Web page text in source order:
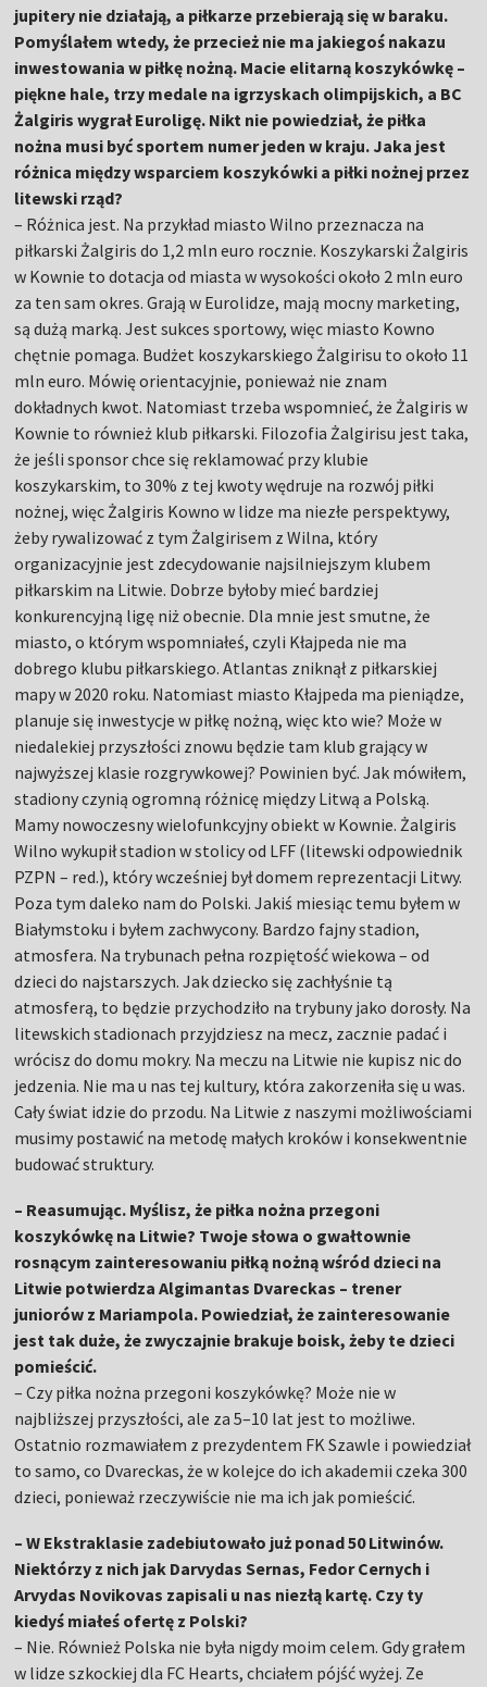
jupitery nie działają, a piłkarze przebierają się w baraku.
Pomyślałem wtedy, że przecież nie ma jakiegoś nakazu
inwestowania w piłkę nożną. Macie elitarną koszykówkę –
piękne hale, trzy medale na igrzyskach olimpijskich, a BC
Żalgiris wygrał Euroligę. Nikt nie powiedział, że piłka
nożna musi być sportem numer jeden w kraju. Jaka jest
różnica między wsparciem koszykówki a piłki nożnej przez
litewski rząd?
– Różnica jest. Na przykład miasto Wilno przeznacza na
piłkarski Żalgiris do 1,2 mln euro rocznie. Koszykarski Żalgiris
w Kownie to dotacja od miasta w wysokości około 2 mln euro
za ten sam okres. Grają w Eurolidze, mają mocny marketing,
są dużą marką. Jest sukces sportowy, więc miasto Kowno
chętnie pomaga. Budżet koszykarskiego Żalgirisu to około 11
mln euro. Mówię orientacyjnie, ponieważ nie znam
dokładnych kwot. Natomiast trzeba wspomnieć, że Żalgiris w
Kownie to również klub piłkarski. Filozofia Żalgirisu jest taka,
że jeśli sponsor chce się reklamować przy klubie
koszykarskim, to 30% z tej kwoty wędruje na rozwój piłki
nożnej, więc Żalgiris Kowno w lidze ma niezłe perspektywy,
żeby rywalizować z tym Żalgirisem z Wilna, który
organizacyjnie jest zdecydowanie najsilniejszym klubem
piłkarskim na Litwie. Dobrze byłoby mieć bardziej
konkurencyjną ligę niż obecnie. Dla mnie jest smutne, że
miasto, o którym wspomniałeś, czyli Kłajpeda nie ma
dobrego klubu piłkarskiego. Atlantas zniknął z piłkarskiej
mapy w 2020 roku. Natomiast miasto Kłajpeda ma pieniądze,
planuje się inwestycje w piłkę nożną, więc kto wie? Może w
niedalekiej przyszłości znowu będzie tam klub grający w
najwyższej klasie rozgrywkowej? Powinien być. Jak mówiłem,
stadiony czynią ogromną różnicę między Litwą a Polską.
Mamy nowoczesny wielofunkcyjny obiekt w Kownie. Żalgiris
Wilno wykupił stadion w stolicy od LFF (litewski odpowiednik
PZPN – red.), który wcześniej był domem reprezentacji Litwy.
Poza tym daleko nam do Polski. Jakiś miesiąc temu byłem w
Białymstoku i byłem zachwycony. Bardzo fajny stadion,
atmosfera. Na trybunach pełna rozpiętość wiekowa – od
dzieci do najstarszych. Jak dziecko się zachłyśnie tą
atmosferą, to będzie przychodziło na trybuny jako dorosły. Na
litewskich stadionach przyjdziesz na mecz, zacznie padać i
wrócisz do domu mokry. Na meczu na Litwie nie kupisz nic do
jedzenia. Nie ma u nas tej kultury, która zakorzeniła się u was.
Cały świat idzie do przodu. Na Litwie z naszymi możliwościami
musimy postawić na metodę małych kroków i konsekwentnie
budować struktury.
– Reasumując. Myślisz, że piłka nożna przegoni
koszykówkę na Litwie? Twoje słowa o gwałtownie
rosnącym zainteresowaniu piłką nożną wśród dzieci na
Litwie potwierdza Algimantas Dvareckas – trener
juniorów z Mariampola. Powiedział, że zainteresowanie
jest tak duże, że zwyczajnie brakuje boisk, żeby te dzieci
pomieścić.
– Czy piłka nożna przegoni koszykówkę? Może nie w
najbliższej przyszłości, ale za 5–10 lat jest to możliwe.
Ostatnio rozmawiałem z prezydentem FK Szawle i powiedział
to samo, co Dvareckas, że w kolejce do ich akademii czeka 300
dzieci, ponieważ rzeczywiście nie ma ich jak pomieścić.
– W Ekstraklasie zadebiutowało już ponad 50 Litwinów.
Niektórzy z nich jak Darvydas Sernas, Fedor Cernych i
Arvydas Novikovas zapisali u nas niezłą kartę. Czy ty
kiedyś miałeś ofertę z Polski?
– Nie. Również Polska nie była nigdy moim celem. Gdy grałem
w lidze szkockiej dla FC Hearts, chciałem pójść wyżej. Ze